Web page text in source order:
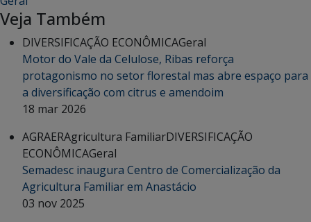
Veja Também
DIVERSIFICAÇÃO ECONÔMICAGeral
Motor do Vale da Celulose, Ribas reforça
protagonismo no setor florestal mas abre espaço para
a diversificação com citrus e amendoim
18 mar 2026
AGRAERAgricultura FamiliarDIVERSIFICAÇÃO
ECONÔMICAGeral
Semadesc inaugura Centro de Comercialização da
Agricultura Familiar em Anastácio
03 nov 2025